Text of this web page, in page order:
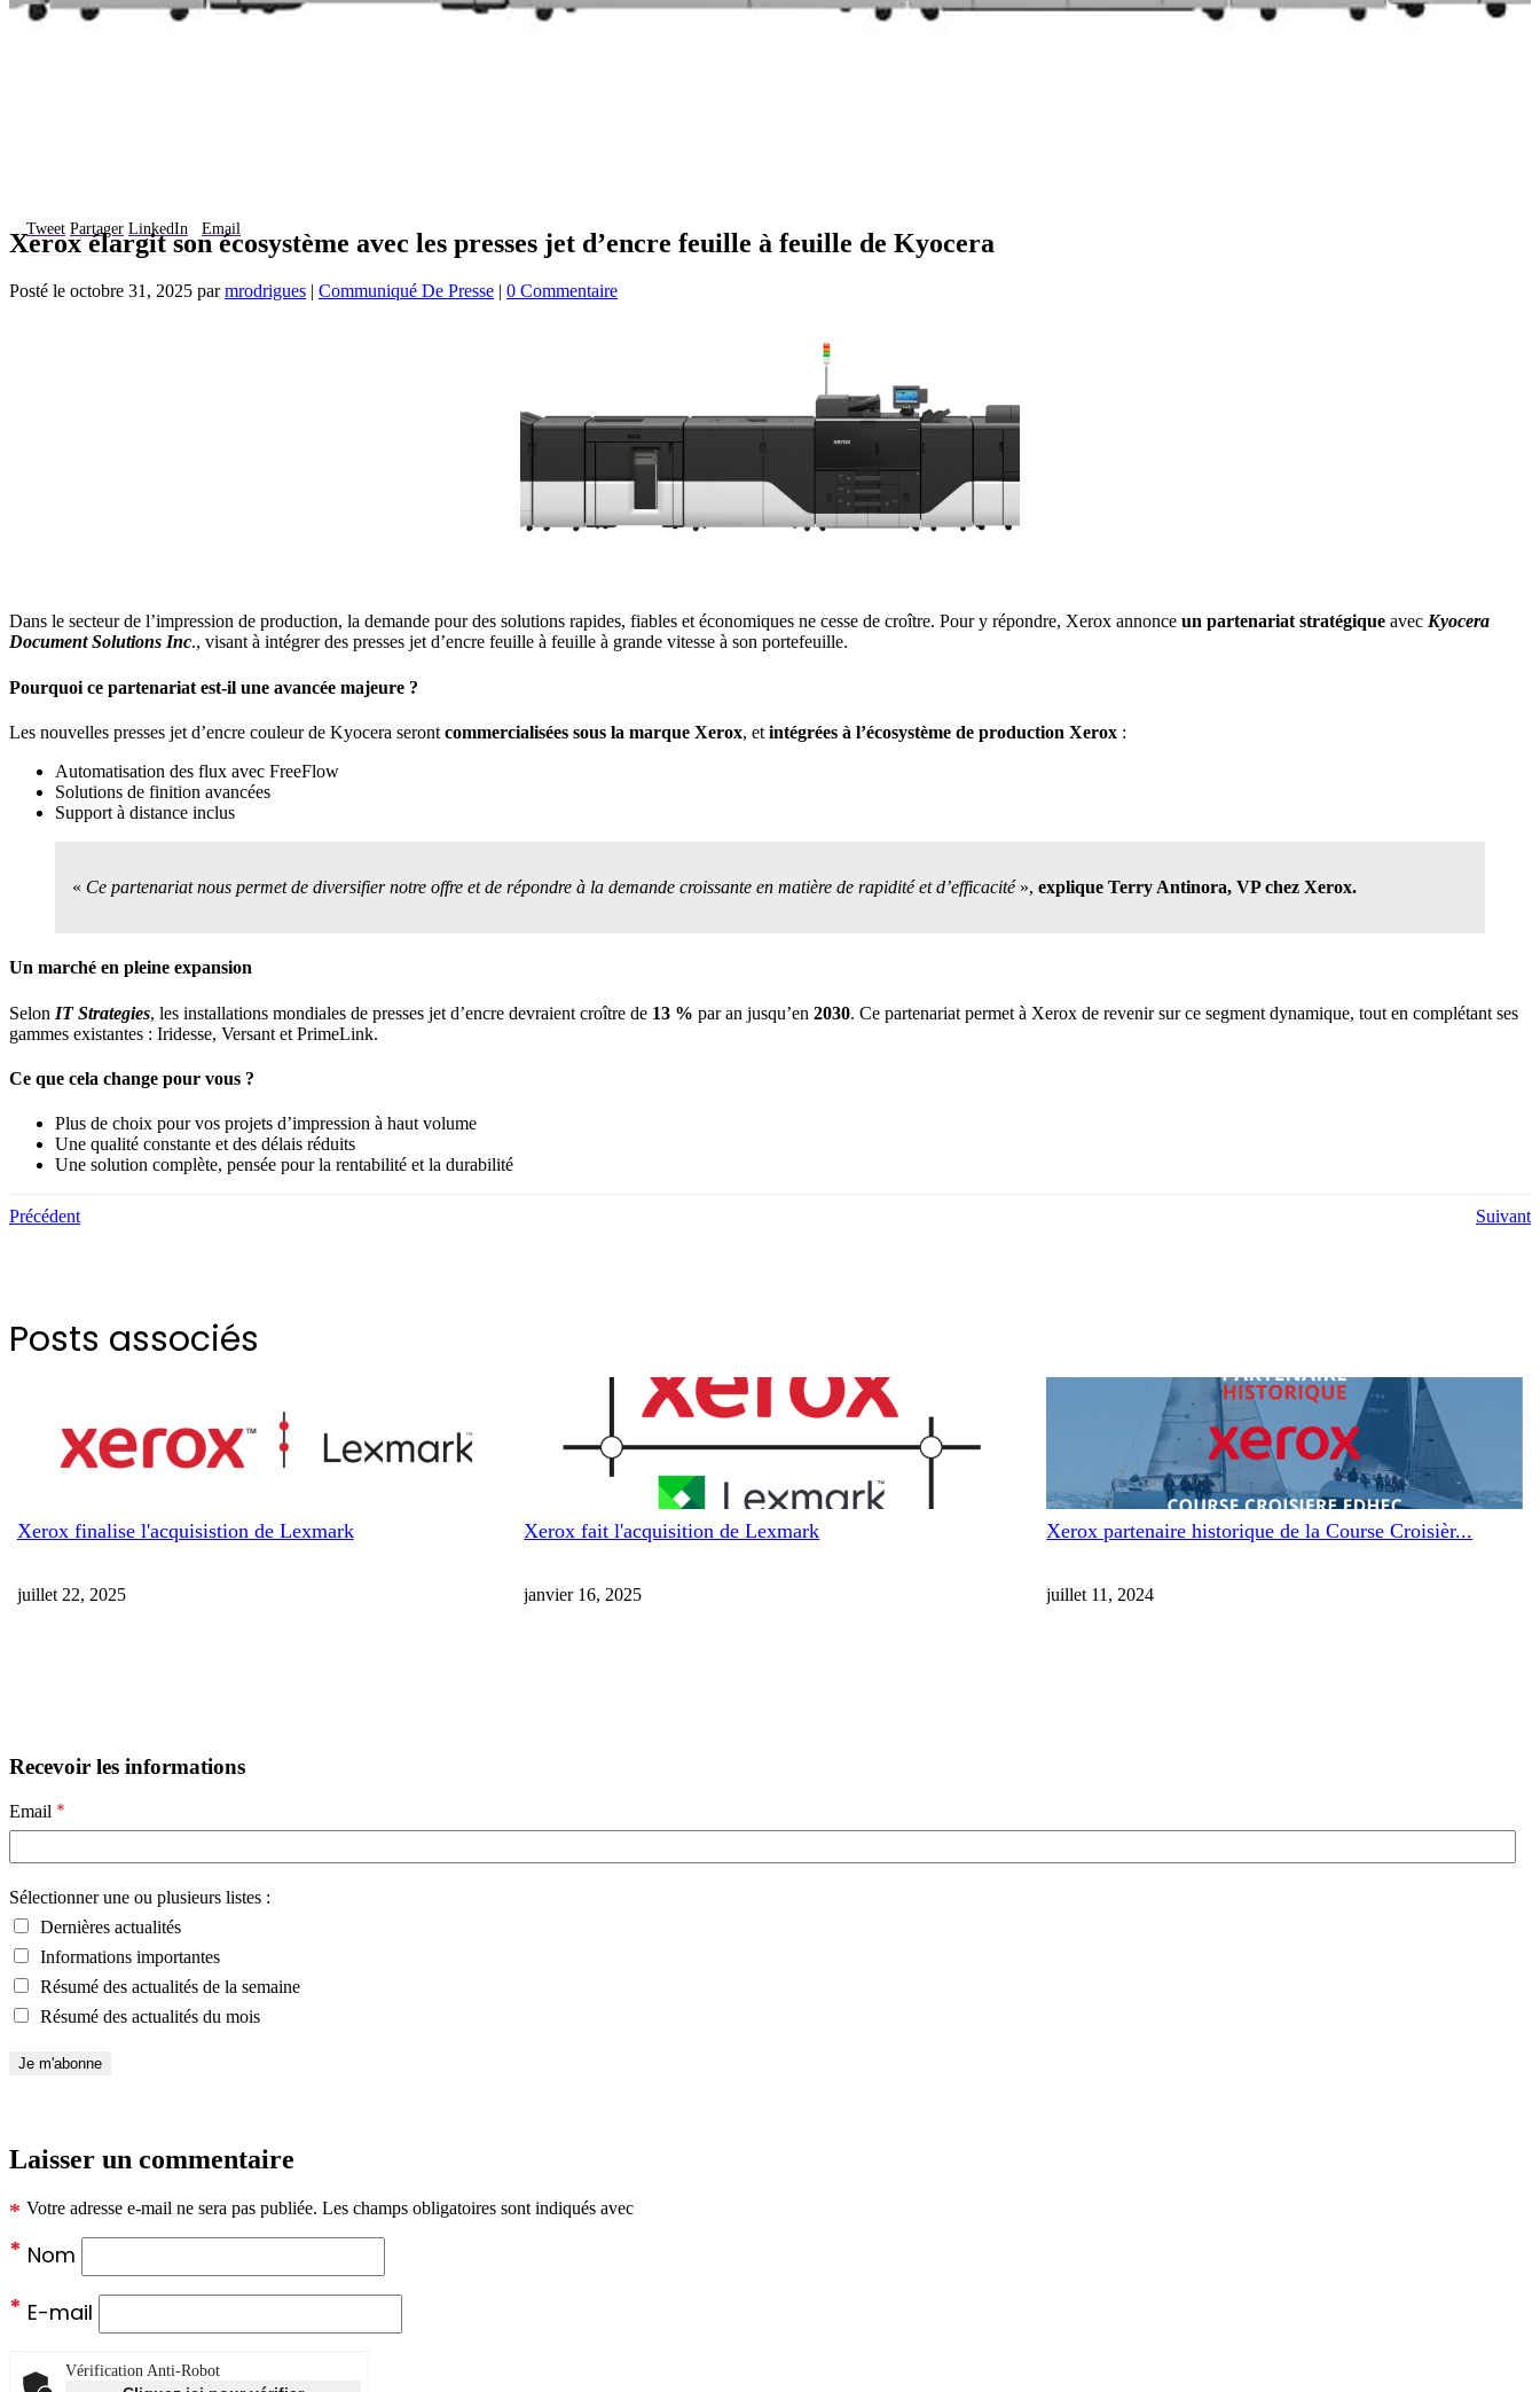
Tweet Partager LinkedIn Email
Xerox élargit son écosystème avec les presses jet d’encre feuille à feuille de Kyocera
Posté le octobre 31, 2025 parmrodrigues Communiqué De Presse 0 Commentaire
Dans le secteur de l’impression de production, la demande pour des solutions rapides, fiables et économiques ne cesse de croître. Pour y répondre, Xerox annonce un partenariat stratégique avec Kyocera
Document Solutions Inc., visant à intégrer des presses jet d’encre feuille à feuille à grande vitesse à son portefeuille.
Pourquoi ce partenariat est-il une avancée majeure ?
Les nouvelles presses jet d’encre couleur de Kyocera seront commercialisées sous la marque Xerox, et intégrées à l’écosystème de production Xerox :
Automatisation des flux avec FreeFlow
Solutions de finition avancées
Support à distance inclus
« Ce partenariat nous permet de diversifier notre offre et de répondre à la demande croissante en matière de rapidité et d’efficacité», explique Terry Antinora, VP chez Xerox.
Un marché en pleine expansion
Selon IT Strategies, les installations mondiales de presses jet d’encre devraient croître de 13 % par an jusqu’en 2030. Ce partenariat permet à Xerox de revenir sur ce segment dynamique, tout en complétant ses
gammes existantes : Iridesse, Versant et PrimeLink.
Ce que cela change pour vous ?
Plus de choix pour vos projets d’impression à haut volume
Une qualité constante et des délais réduits
Une solution complète, pensée pour la rentabilité et la durabilité
Précédent Suivant
Posts associés
Xerox finalise l'acquisistion de Lexmark
juillet 22, 2025
Xerox fait l'acquisition de Lexmark
janvier 16, 2025
Xerox partenaire historique de la Course Croisièr...
juillet 11, 2024
Recevoir les informations
Email *
Sélectionner une ou plusieurs listes :
Dernières actualités
Informations importantes
Résumé des actualités de la semaine
Résumé des actualités du mois
Laisser un commentaire
Votre adresse e-mail ne sera pas publiée. Les champs obligatoires sont indiqués avec
*
Nom
*
E-mail
*
Vérification Anti-Robot